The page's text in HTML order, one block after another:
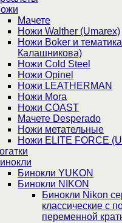
Мачете
Ножи Walther (Umarex)
Ножи Boker и
Калашникова)
Ножи Cold Steel
Ножи Opinel
Ножи LEATHERMAN
Ножи Mora
Ножи COAST
Мачете Desperado
Ножи метательные
Ножи ELITE FORCE
Бинокли YUKON
Бинокли NIKON
Бинокли Nikon
классические с
переменной